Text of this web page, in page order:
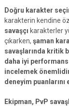
Doğru karakter
karakterin kendine
savaşçı karakterler
çıkarken, şaman
savaşlarında kritik
daha iyi
incelemek
deneyim puanlarını
Ekipman, PvP